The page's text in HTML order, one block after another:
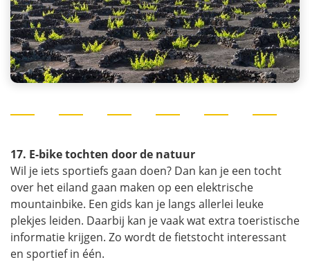
17. E-bike tochten door de natuur
Wil je iets sportiefs gaan doen? Dan kan je een tocht
over het eiland gaan maken op een elektrische
mountainbike. Een gids kan je langs allerlei leuke
plekjes leiden. Daarbij kan je vaak wat extra toeristische
informatie krijgen. Zo wordt de fietstocht interessant
en sportief in één.